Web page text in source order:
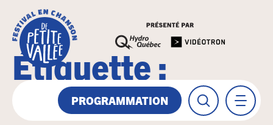
PROGRAMMATION
Étiquette :
Gaspésie